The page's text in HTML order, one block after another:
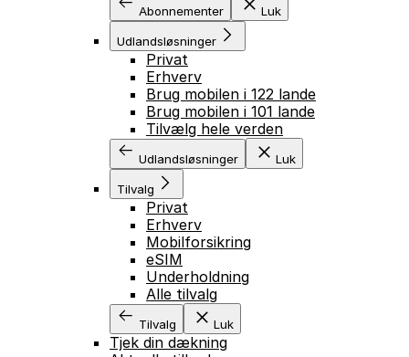
Abonnementer Luk
Udlandsløsninger
Privat
Erhverv
Brug mobilen i 122 lande
Brug mobilen i 101 lande
Tilvælg hele verden
Udlandsløsninger Luk
Tilvalg
Privat
Erhverv
Mobilforsikring
eSIM
Underholdning
Alle tilvalg
Tilvalg Luk
Tjek din dækning